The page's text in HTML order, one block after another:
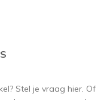
Stel je vraag hier. Of